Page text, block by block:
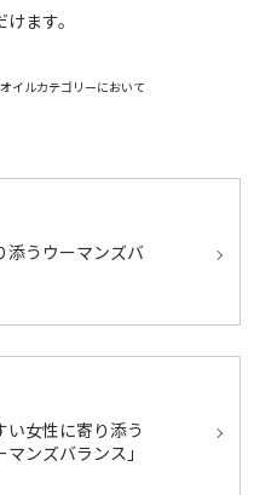
ます。
イルカテゴリーにおいて
添うウーマンズバ
い女性に寄り添う
ンズバランス」